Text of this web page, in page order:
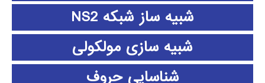
شبیه ساز شبکه NS2
شبیه سازی مولکولی
شناسایی حروف